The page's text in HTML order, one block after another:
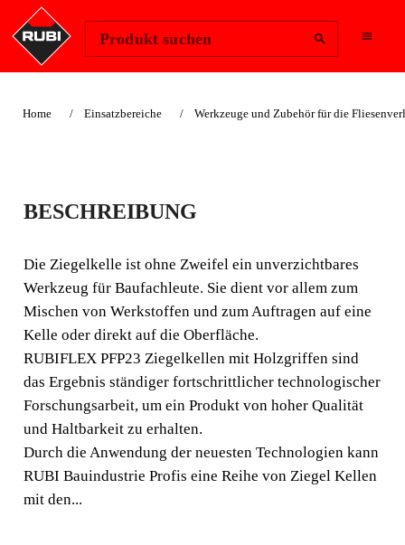
Produkt suchen
Home Einsatzbereiche Werkzeuge und Zubehör für die
PFM23 WURFKELLE
HOLZ
Die Ziegelkelle ist ohne Zweifel ein unverzichtbares
Werkzeug für Baufachleute. Sie dient vor allem zum
Mischen von Werkstoffen und zum Auftragen auf eine
Kelle oder direkt auf die Oberfläche.
BESCHREIBUNG
Die Ziegelkelle ist ohne Zweifel ein unverzichtbares
Werkzeug für Baufachleute. Sie dient vor allem zum
Mischen von Werkstoffen und zum Auftragen auf eine
Kelle oder direkt auf die Oberfläche.
RUBIFLEX PFP23 Ziegelkellen mit Holzgriffen sind
das Ergebnis ständiger fortschrittlicher technologischer
Forschungsarbeit, um ein Produkt von hoher Qualität
und Haltbarkeit zu erhalten.
Durch die Anwendung der neuesten Technologien kann
RUBI Bauindustrie Profis eine Reihe von Ziegel Kellen
mit den...